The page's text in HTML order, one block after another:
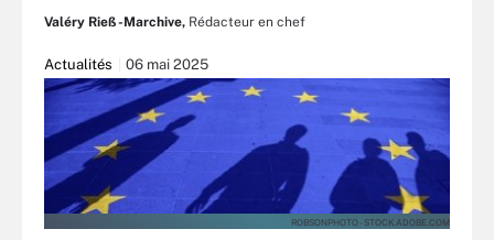
Valéry Rieß-Marchive, Rédacteur en chef
Actualités 06 mai 2025
ROBSONPHOTO - STOCK.ADOBE.COM